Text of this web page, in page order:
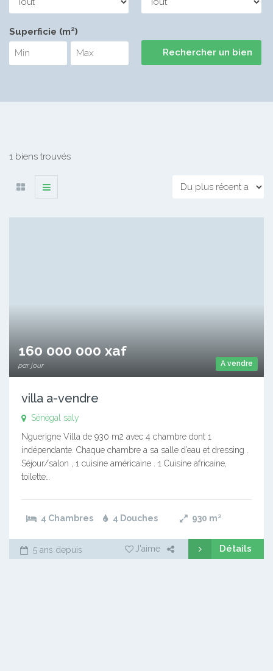
Superficie (m²)
1 biens trouvés
A vendre
160 000 000 xaf
par jour
villa a-vendre
Sénégal saly
Nguerigne Villa de 930 m2 avec 4 chambre dont 1
indépendante. Chaque chambre a sa salle d’eau et dressing .
Séjour/salon , 1 cuisine américaine . 1 Cuisine africaine,
toilette…
4 Chambres 4 Douches 930 m²
5 ans depuis J'aime Détails